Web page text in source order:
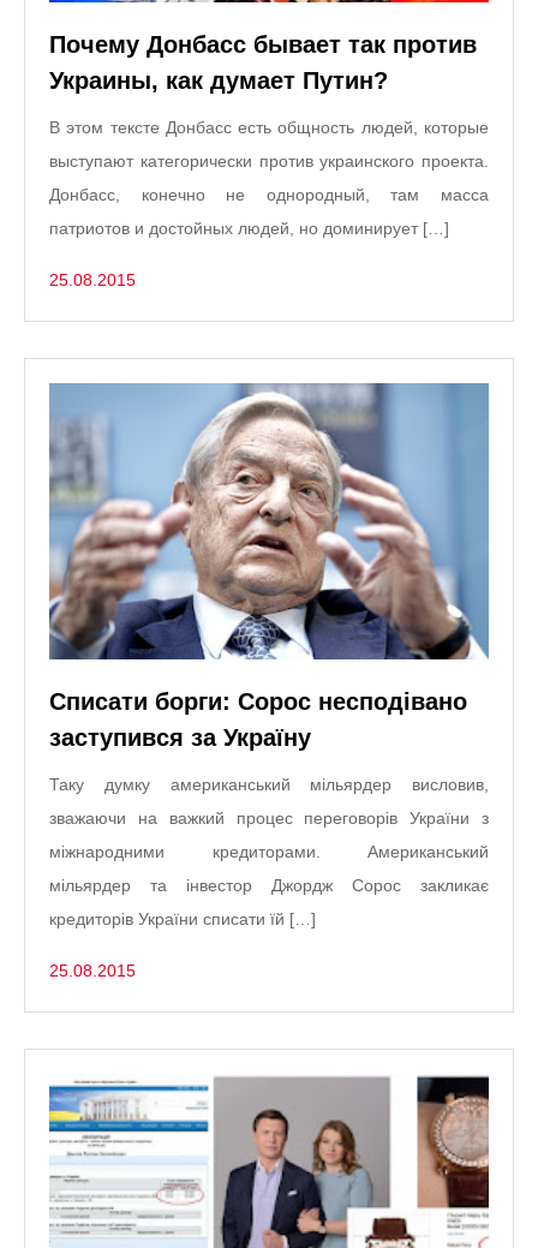
Почему Донбасс бывает так против
Украины, как думает Путин?
В этом тексте Донбасс есть общность людей, которые
выступают категорически против украинского проекта.
Донбасс, конечно не однородный, там масса
патриотов и достойных людей, но доминирует […]
25.08.2015
Списати борги: Сорос несподівано
заступився за Україну
Таку думку американський мільярдер висловив,
зважаючи на важкий процес переговорів України з
міжнародними кредиторами. Американський
мільярдер та інвестор Джордж Сорос закликає
кредиторів України списати їй […]
25.08.2015